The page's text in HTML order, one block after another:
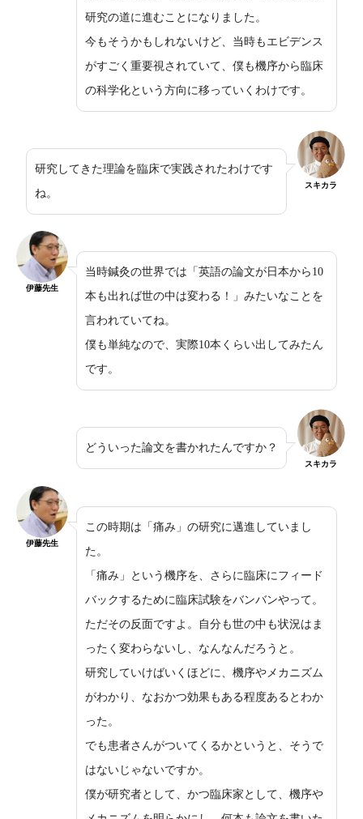
研究の道に進むことになりました。
今もそうかもしれないけど、当時もエビデンス
がすごく重要視されていて、僕も機序から臨床
の科学化という方向に移っていくわけです。
研究してきた理論を臨床で実践されたわけです
ね。
スキカラ
伊藤先生
当時鍼灸の世界では「英語の論文が日本から10
本も出れば世の中は変わる！」みたいなことを
言われていてね。
僕も単純なので、実際10本くらい出してみたん
です。
どういった論文を書かれたんですか？
スキカラ
伊藤先生
この時期は「痛み」の研究に邁進していまし
た。
「痛み」という機序を、さらに臨床にフィード
バックするために臨床試験をバンバンやって。
ただその反面ですよ。自分も世の中も状況はま
ったく変わらないし、なんなんだろうと。
研究していけばいくほどに、機序やメカニズム
がわかり、なおかつ効果もある程度あるとわか
った。
でも患者さんがついてくるかというと、そうで
はないじゃないですか。
僕が研究者として、かつ臨床家として、機序や